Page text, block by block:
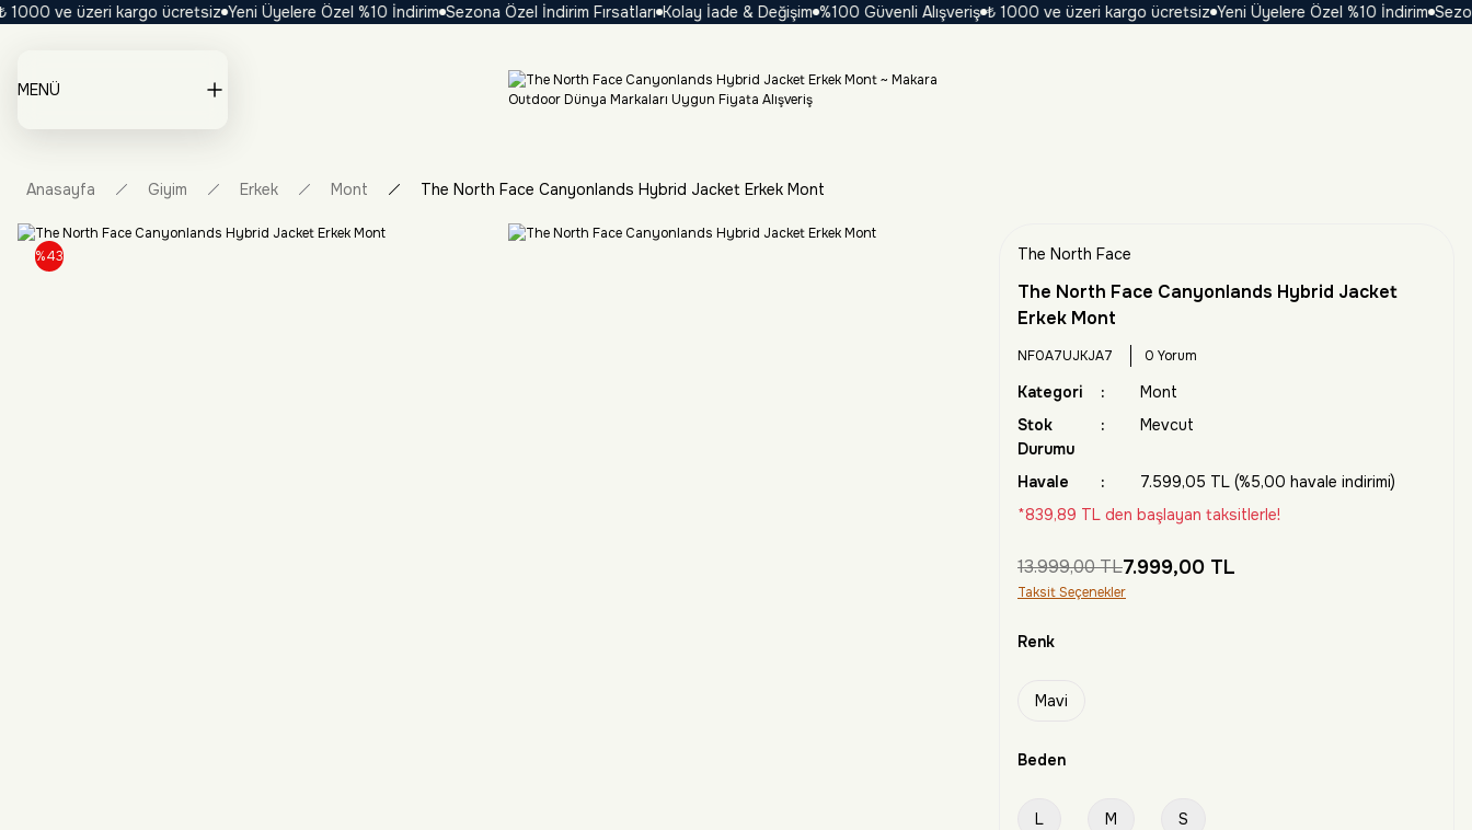
ve üzeri kargo ücretsiz Yeni Üyelere Özel %10 İndirim Sezona Özel İndirim Fırsatları Kolay İade & Değişim %100 Güvenli Alışveriş ₺ 1000 ve üzeri kargo ücretsiz Yeni Üyelere Özel %10 İndirim Sezona
MENÜ
Anasayfa Giyim Erkek Mont The North Face Canyonlands Hybrid Jacket Erkek Mont
%43 The North Face
The North Face Canyonlands Hybrid Jacket
Erkek Mont
NF0A7UJKJA7 0 Yorum
Kategori
Mont
Stok
Durumu
Mevcut
Havale
7.599,05 TL (%5,00 havale indirimi)
*839,89 TL den başlayan taksitlerle!
13.999,00 TL7.999,00 TL
Taksit Seçenekler
Renk
Mavi
Beden
L M S